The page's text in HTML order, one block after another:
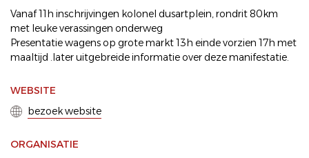
Vanaf 11h inschrijvingen kolonel dusartplein, rondrit 80km
met leuke verassingen onderweg
Presentatie wagens op grote markt 13h einde vorzien 17h met
maaltijd .later uitgebreide informatie over deze manifestatie.
WEBSITE
bezoek website
ORGANISATIE